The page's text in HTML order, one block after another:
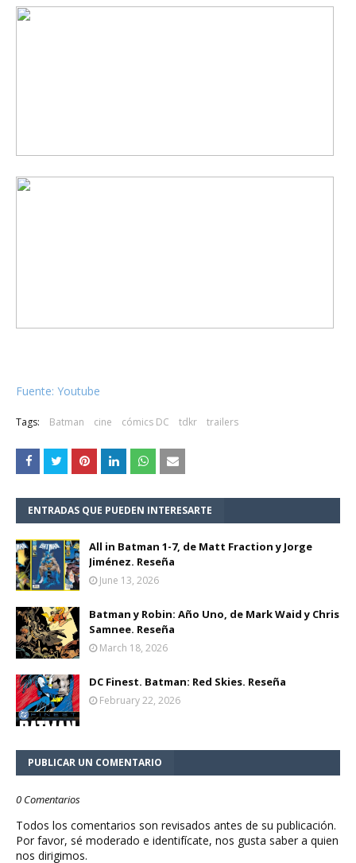
Fuente: Youtube
Tags: Batman cine cómics DC tdkr trailers
ENTRADAS QUE PUEDEN INTERESARTE
All in Batman 1-7, de Matt Fraction y Jorge
Jiménez. Reseña
June 13, 2026
Batman y Robin: Año Uno, de Mark Waid y Chris
Samnee. Reseña
March 18, 2026
DC Finest. Batman: Red Skies. Reseña
February 22, 2026
PUBLICAR UN COMENTARIO
0 Comentarios
Todos los comentarios son revisados antes de su publicación.
Por favor, sé moderado e identifícate, nos gusta saber a quien
nos dirigimos.